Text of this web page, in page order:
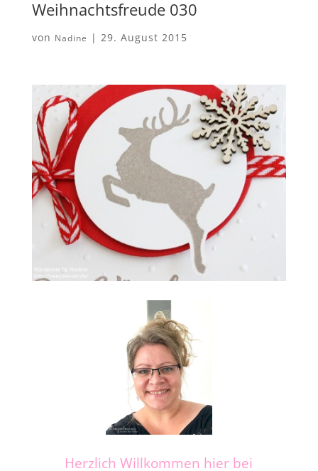
Weihnachtsfreude 030
von Nadine | 29. August 2015
Herzlich Willkommen hier bei